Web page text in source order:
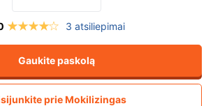
3 atsiliepimai
Gaukite paskolą
prieMokilizingas